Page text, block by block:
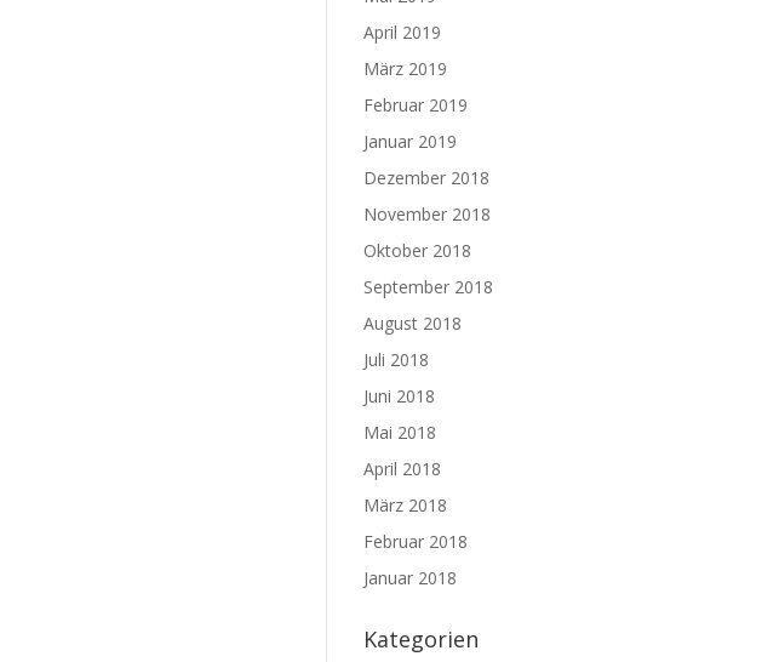
April 2019
März 2019
Februar 2019
Januar 2019
Dezember 2018
November 2018
Oktober 2018
September 2018
August 2018
Juli 2018
Juni 2018
Mai 2018
April 2018
März 2018
Februar 2018
Januar 2018
Kategorien